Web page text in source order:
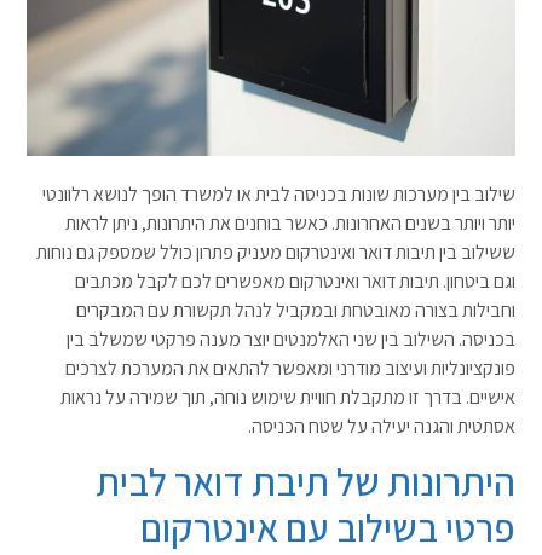
שילוב בין מערכות שונות בכניסה לבית או למשרד הופך לנושא רלוונטי
יותר ויותר בשנים האחרונות. כאשר בוחנים את היתרונות, ניתן לראות
ששילוב בין תיבות דואר ואינטרקום מעניק פתרון כולל שמספק גם נוחות
וגם ביטחון. תיבות דואר ואינטרקום מאפשרים לכם לקבל מכתבים
וחבילות בצורה מאובטחת ובמקביל לנהל תקשורת עם המבקרים
בכניסה. השילוב בין שני האלמנטים יוצר מענה פרקטי שמשלב בין
פונקציונליות ועיצוב מודרני ומאפשר להתאים את המערכת לצרכים
אישיים. בדרך זו מתקבלת חוויית שימוש נוחה, תוך שמירה על נראות
אסתטית והגנה יעילה על שטח הכניסה.
היתרונות של תיבת דואר לבית
פרטי בשילוב עם אינטרקום